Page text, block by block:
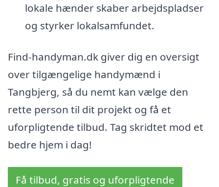
lokale hænder skaber arbejdspladser
og styrker lokalsamfundet.
Find-handyman.dk giver dig en oversigt
over tilgængelige handymænd i
Tangbjerg, så du nemt kan vælge den
rette person til dit projekt og få et
uforpligtende tilbud. Tag skridtet mod et
bedre hjem i dag!
Få tilbud, gratis og uforpligtende